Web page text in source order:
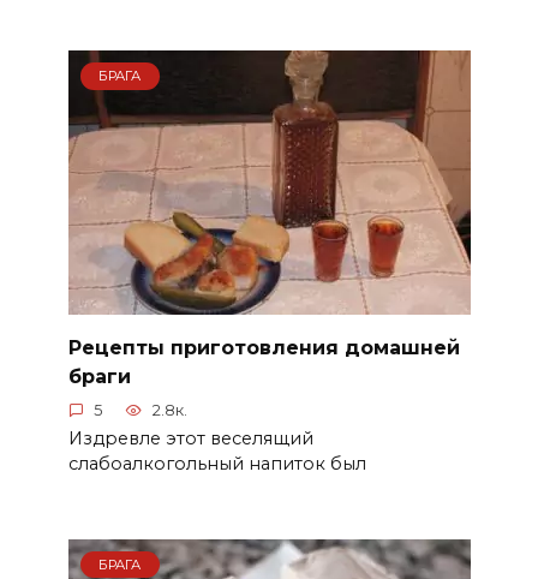
БРАГА
Рецепты приготовления домашней
браги
5 2.8к.
Издревле этот веселящий
слабоалкогольный напиток был
БРАГА